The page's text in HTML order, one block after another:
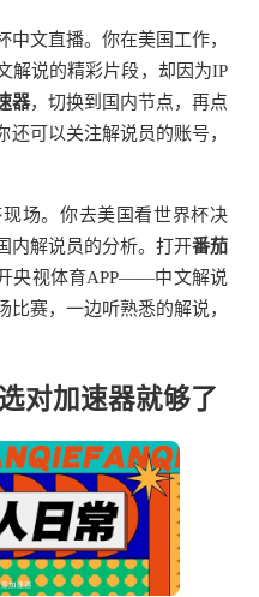
文直播。你在美国工作，
解说的精彩片段，却因为IP
器，切换到国内节点，再点
可以关注解说员的账号，
场。你去美国看世界杯决
内解说员的分析。打开番茄
央视体育APP——中文解说
赛，一边听熟悉的解说，
对加速器就够了